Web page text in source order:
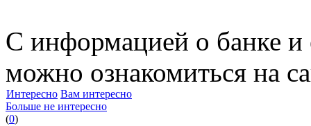
С информацией о банке и
можно ознакомиться на
Интересно Вам интересно
Больше не интересно
(0)